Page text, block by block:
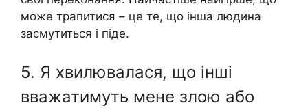
може трапитися – це те, що інша людина
засмутиться і піде.
5. Я хвилювалася, що інші
вважатимуть мене злою або